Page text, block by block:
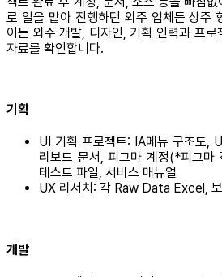
로 일을 맡아 진행하던 외주 업체든 상주
이든 외주 개발, 디자인, 기획 인력과 프
자료를 확인합니다.
기획
UI 기획 프로젝트: IA메뉴 구조도,
리보드 문서, 피그마 계정(*피그
테스트 파일, 서비스 매뉴얼
UX 리서치: 각 Raw Data Excel,
개발